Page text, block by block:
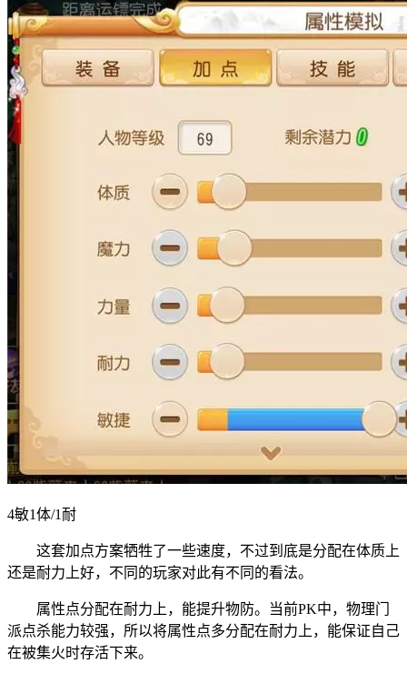
4敏1体/1耐
这套加点方案牺牲了一些速度，不过到底是分配在体质上
还是耐力上好，不同的玩家对此有不同的看法。
属性点分配在耐力上，能提升物防。当前PK中，物理门
派点杀能力较强，所以将属性点多分配在耐力上，能保证自己
在被集火时存活下来。